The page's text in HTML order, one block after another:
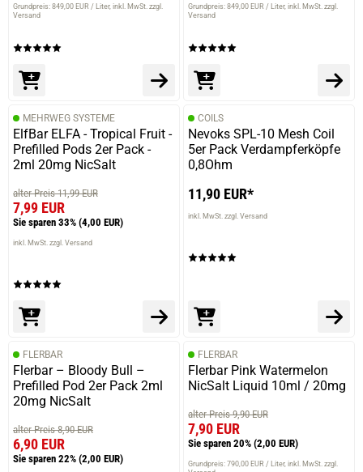
Grundpreis: 849,00 EUR / Liter inkl. MwSt. zzgl.
Versand
Grundpreis: 849,00 EUR / Liter inkl. MwSt. zzgl.
Versand
MEHRWEG SYSTEME
ElfBar ELFA - Tropical Fruit -
Prefilled Pods 2er Pack -
2ml 20mg NicSalt
alter Preis 11,99 EUR
7,99 EUR
Sie sparen 33% (4,00 EUR)
inkl. MwSt. zzgl. Versand
COILS
Nevoks SPL-10 Mesh Coil
5er Pack Verdampferköpfe
0,8Ohm
11,90 EUR*
inkl. MwSt. zzgl. Versand
FLERBAR
Flerbar – Bloody Bull –
Prefilled Pod 2er Pack 2ml
20mg NicSalt
alter Preis 8,90 EUR
6,90 EUR
Sie sparen 22% (2,00 EUR)
FLERBAR
Flerbar Pink Watermelon
NicSalt Liquid 10ml / 20mg
alter Preis 9,90 EUR
7,90 EUR
Sie sparen 20% (2,00 EUR)
Grundpreis: 790,00 EUR / Liter inkl. MwSt. zzgl.